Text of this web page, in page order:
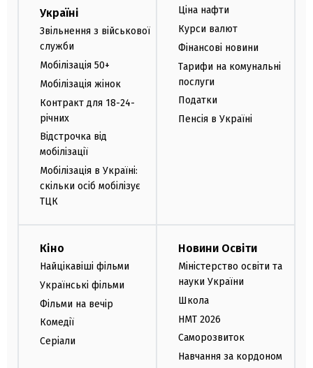
Україні
Звільнення з військової
служби
Мобілізація 50+
Мобілізація жінок
Контракт для 18-24-
річних
Відстрочка від
мобілізації
Мобілізація в Україні:
скільки осіб мобілізує
ТЦК
Ціна нафти
Курси валют
Фінансові новини
Тарифи на комунальні
послуги
Податки
Пенсія в Україні
Кіно
Найцікавіші фільми
Українські фільми
Фільми на вечір
Комедії
Серіали
Новини Освіти
Міністерство освіти та
науки України
Школа
НМТ 2026
Саморозвиток
Навчання за кордоном